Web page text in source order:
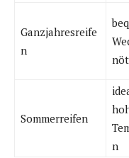
Ganzjahresreife
n
Sommerreifen
n